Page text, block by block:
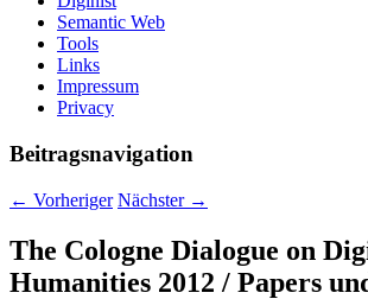
Semantic Web
Tools
Links
Impressum
Privacy
Beitragsnavigation
← Vorheriger Nächster →
The Cologne Dialogue on
Humanities 2012 / Papers